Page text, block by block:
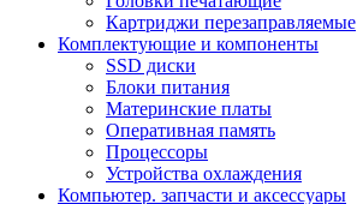
Картриджи перезаправляемые
Комплектующие и компоненты
SSD диски
Блоки питания
Материнские платы
Оперативная память
Процессоры
Устройства охлаждения
Компьютер. запчасти и аксессуары